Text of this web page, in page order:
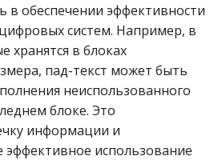
в обеспечении эффективности
систем. Например, в
хранятся в блоках
пад-текст может быть
неиспользованного
блоке. Это
информации и
эффективное использование